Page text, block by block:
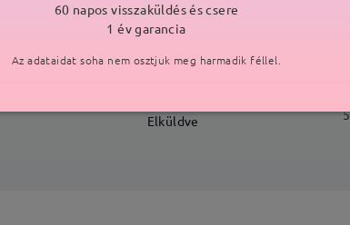
SZÁLLÍTÁS
Elküldve
60 napos visszaküldés és csere
1 év garancia
Az adataidat soha nem osztjuk meg harmadik féllel.